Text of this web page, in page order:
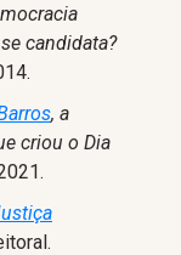
candidata?
, a
criou o Dia